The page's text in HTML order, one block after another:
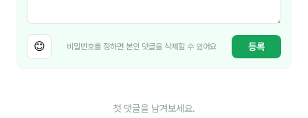
미팅·보고
제안·영업
😊 비밀번호를 정하면 본인 댓글을 삭제할 수 있어요 등록
첫 댓글을 남겨보세요.